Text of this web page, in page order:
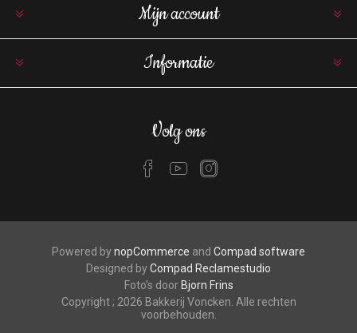
Mijn account
Informatie
Volg ons
Powered bynopCommerce and Compad software
Designed byCompad Reclamestudio
Foto's door Bjorn Frins
Copyright ; 2026 Bakkerij Voncken. Alle rechten
voorbehouden.